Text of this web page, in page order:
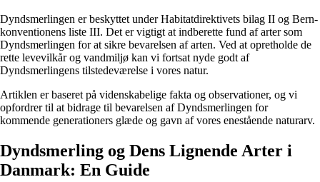
Dyndsmerlingen er beskyttet under Habitatdirektivets bilag II og Bern-
konventionens liste III. Det er vigtigt at indberette fund af arter som
Dyndsmerlingen for at sikre bevarelsen af arten. Ved at opretholde de
rette levevilkår og vandmiljø kan vi fortsat nyde godt af
Dyndsmerlingens tilstedeværelse i vores natur.
Artiklen er baseret på videnskabelige fakta og observationer, og vi
opfordrer til at bidrage til bevarelsen af Dyndsmerlingen for
kommende generationers glæde og gavn af vores enestående naturarv.
Dyndsmerling og Dens Lignende Arter i
Danmark: En Guide